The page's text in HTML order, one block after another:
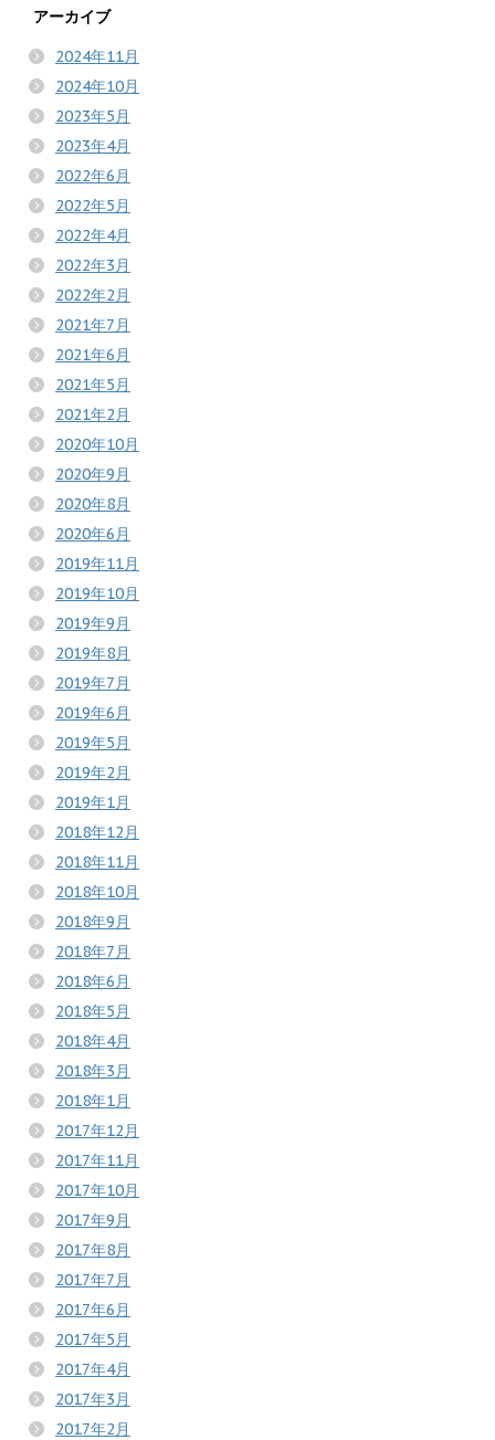
アーカイブ
2024年11月
2024年10月
2023年5月
2023年4月
2022年6月
2022年5月
2022年4月
2022年3月
2022年2月
2021年7月
2021年6月
2021年5月
2021年2月
2020年10月
2020年9月
2020年8月
2020年6月
2019年11月
2019年10月
2019年9月
2019年8月
2019年7月
2019年6月
2019年5月
2019年2月
2019年1月
2018年12月
2018年11月
2018年10月
2018年9月
2018年7月
2018年6月
2018年5月
2018年4月
2018年3月
2018年1月
2017年12月
2017年11月
2017年10月
2017年9月
2017年8月
2017年7月
2017年6月
2017年5月
2017年4月
2017年3月
2017年2月